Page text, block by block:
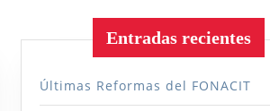
Entradas recientes
Últimas Reformas del FONACIT